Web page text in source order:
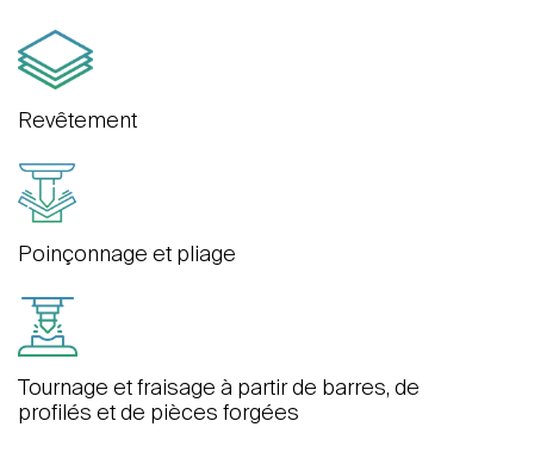
Poinçonnage et pliage
Tournage et fraisage à partir de barres, de
profilés et de pièces forgées
Revêtement